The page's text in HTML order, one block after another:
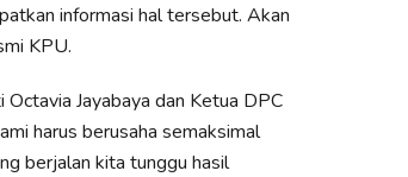
informasi hal tersebut. Akan
KPU.
Jayabaya dan Ketua DPC
harus berusaha semaksimal
berjalan kita tunggu hasil